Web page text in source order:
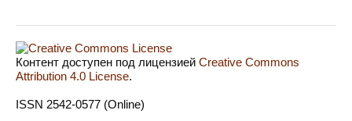
Контент доступен под лицензией Creative Commons
Attribution 4.0 License.
ISSN 2542-0577 (Online)